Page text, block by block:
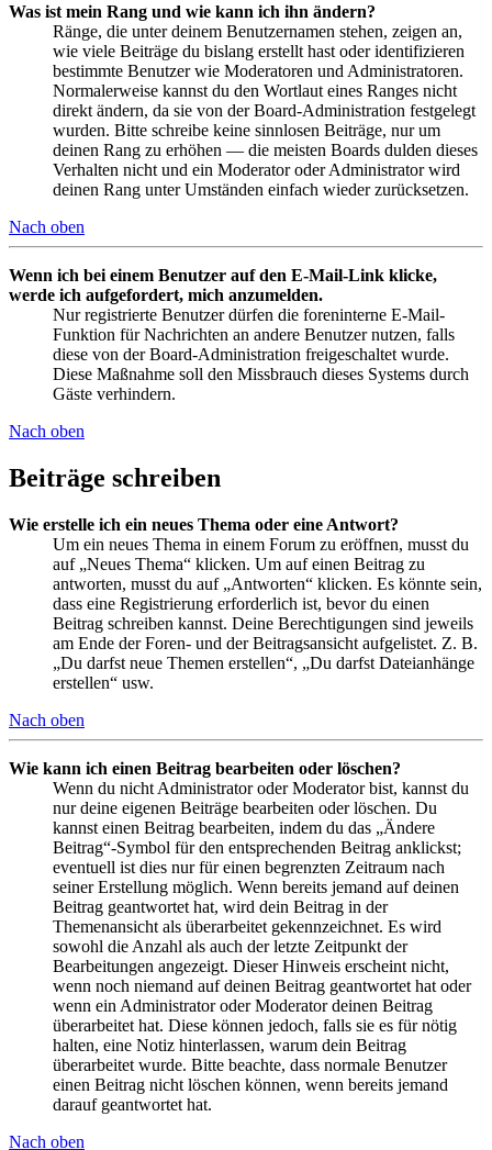
Was ist mein Rang und wie kann ich ihn ändern?
Ränge, die unter deinem Benutzernamen stehen, zeigen an,
wie viele Beiträge du bislang erstellt hast oder identifizieren
bestimmte Benutzer wie Moderatoren und Administratoren.
Normalerweise kannst du den Wortlaut eines Ranges nicht
direkt ändern, da sie von der Board-Administration festgelegt
wurden. Bitte schreibe keine sinnlosen Beiträge, nur um
deinen Rang zu erhöhen — die meisten Boards dulden dieses
Verhalten nicht und ein Moderator oder Administrator wird
deinen Rang unter Umständen einfach wieder zurücksetzen.
Nach oben
Wenn ich bei einem Benutzer auf den E-Mail-Link klicke,
werde ich aufgefordert, mich anzumelden.
Nur registrierte Benutzer dürfen die foreninterne E-Mail-
Funktion für Nachrichten an andere Benutzer nutzen, falls
diese von der Board-Administration freigeschaltet wurde.
Diese Maßnahme soll den Missbrauch dieses Systems durch
Gäste verhindern.
Nach oben
Beiträge schreiben
Wie erstelle ich ein neues Thema oder eine Antwort?
Um ein neues Thema in einem Forum zu eröffnen, musst du
auf „Neues Thema“ klicken. Um auf einen Beitrag zu
antworten, musst du auf „Antworten“ klicken. Es könnte sein,
dass eine Registrierung erforderlich ist, bevor du einen
Beitrag schreiben kannst. Deine Berechtigungen sind jeweils
am Ende der Foren- und der Beitragsansicht aufgelistet. Z. B.
„Du darfst neue Themen erstellen“, „Du darfst Dateianhänge
erstellen“ usw.
Nach oben
Wie kann ich einen Beitrag bearbeiten oder löschen?
Wenn du nicht Administrator oder Moderator bist, kannst du
nur deine eigenen Beiträge bearbeiten oder löschen. Du
kannst einen Beitrag bearbeiten, indem du das „Ändere
Beitrag“-Symbol für den entsprechenden Beitrag anklickst;
eventuell ist dies nur für einen begrenzten Zeitraum nach
seiner Erstellung möglich. Wenn bereits jemand auf deinen
Beitrag geantwortet hat, wird dein Beitrag in der
Themenansicht als überarbeitet gekennzeichnet. Es wird
sowohl die Anzahl als auch der letzte Zeitpunkt der
Bearbeitungen angezeigt. Dieser Hinweis erscheint nicht,
wenn noch niemand auf deinen Beitrag geantwortet hat oder
wenn ein Administrator oder Moderator deinen Beitrag
überarbeitet hat. Diese können jedoch, falls sie es für nötig
halten, eine Notiz hinterlassen, warum dein Beitrag
überarbeitet wurde. Bitte beachte, dass normale Benutzer
einen Beitrag nicht löschen können, wenn bereits jemand
darauf geantwortet hat.
Nach oben